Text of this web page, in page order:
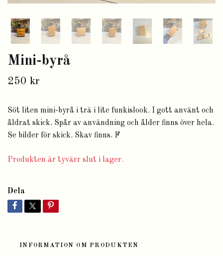
Mini-byrå
250 kr
Söt liten mini-byrå i trä i lite funkislook. I gott använt och
åldrat skick. Spår av användning och ålder finns över hela.
Se bilder för skick. Skav finns. F
Produkten är tyvärr slut i lager.
Dela
INFORMATION OM PRODUKTEN